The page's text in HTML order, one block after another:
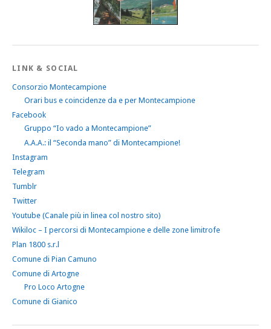
LINK & SOCIAL
Consorzio Montecampione
Orari bus e coincidenze da e per Montecampione
Facebook
Gruppo “Io vado a Montecampione”
A.A.A.: il “Seconda mano” di Montecampione!
Instagram
Telegram
Tumblr
Twitter
Youtube (Canale più in linea col nostro sito)
Wikiloc – I percorsi di Montecampione e delle zone limitrofe
Plan 1800 s.r.l
Comune di Pian Camuno
Comune di Artogne
Pro Loco Artogne
Comune di Gianico